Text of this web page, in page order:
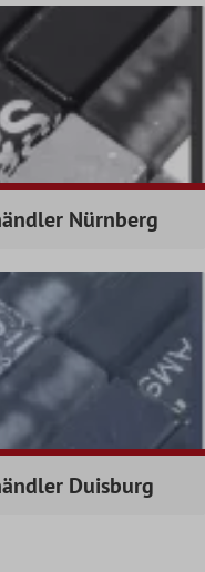
Nürnberg
Duisburg